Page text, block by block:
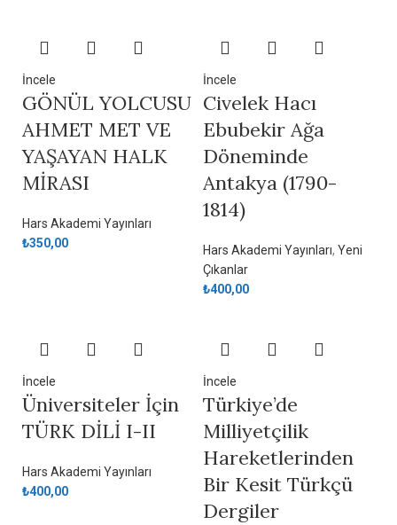
İncele
GÖNÜL YOLCUSU
AHMET MET VE
YAŞAYAN HALK
MİRASI
Hars Akademi Yayınları
₺350,00
İncele
Civelek Hacı
Ebubekir Ağa
Döneminde
Antakya (1790-
1814)
Hars Akademi Yayınları, Yeni
Çıkanlar
₺400,00
İncele
Üniversiteler İçin
TÜRK DİLİ I-II
Hars Akademi Yayınları
₺400,00
İncele
Türkiye’de
Milliyetçilik
Hareketlerinden
Bir Kesit Türkçü
Dergiler